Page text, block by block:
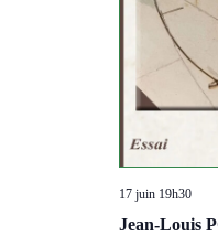
Jean-Louis
17 juin 19h30